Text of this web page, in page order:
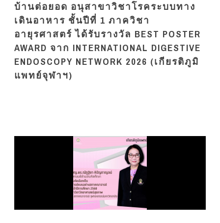
บ้านต่อยอด อนุสาขาวิชาโรคระบบทาง
เดินอาหาร ชั้นปีที่ 1 ภาควิชา
อายุรศาสตร์ ได้รับรางวัล BEST POSTER
AWARD จาก INTERNATIONAL DIGESTIVE
ENDOSCOPY NETWORK 2026 (เกียรติภูมิ
แพทย์จุฬาฯ)